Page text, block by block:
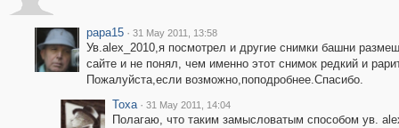
papa15 · 31 May 2011, 13:58
Ув.alex_2010,я посмотрел и другие снимки башни
сайте и не понял, чем именно этот снимок редкий и
Пожалуйста,если возможно,поподробнее.Спасибо.
Toxa · 31 May 2011, 14:04
Полагаю, что таким замысловатым способом ув.